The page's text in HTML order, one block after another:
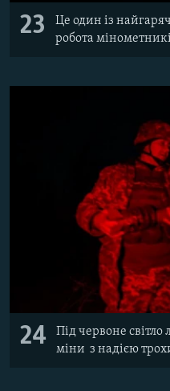
23
Це один із
робота
24
Під червоне світло
міни з надією